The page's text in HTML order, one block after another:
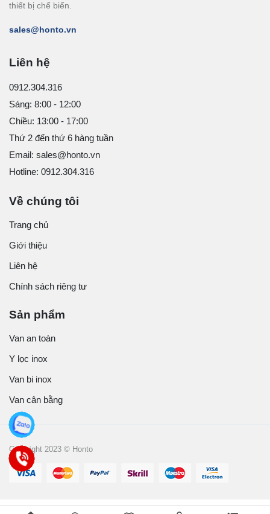
thiết bị chế biến.
sales@honto.vn
Liên hệ
0912.304.316
Sáng: 8:00 - 12:00
Chiều: 13:00 - 17:00
Thứ 2 đến thứ 6 hàng tuần
Email: sales@honto.vn
Hotline: 0912.304.316
Về chúng tôi
Trang chủ
Giới thiệu
Liên hệ
Chính sách riêng tư
Sản phẩm
Van an toàn
Y lọc inox
Van bi inox
Van cân bằng
Copyright 2023 © Honto